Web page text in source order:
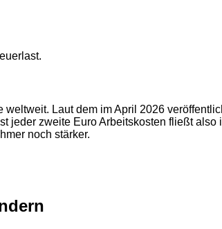
Laut dem im April 2026
zweite Euro Arbeitskosten fließt
noch stärker.